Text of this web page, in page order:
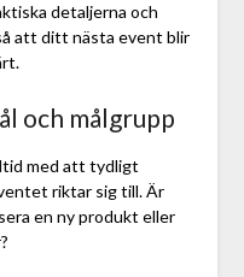
detaljerna och
att ditt nästa event blir
och målgrupp
med att tydligt
riktar sig till. Är
en ny produkt eller